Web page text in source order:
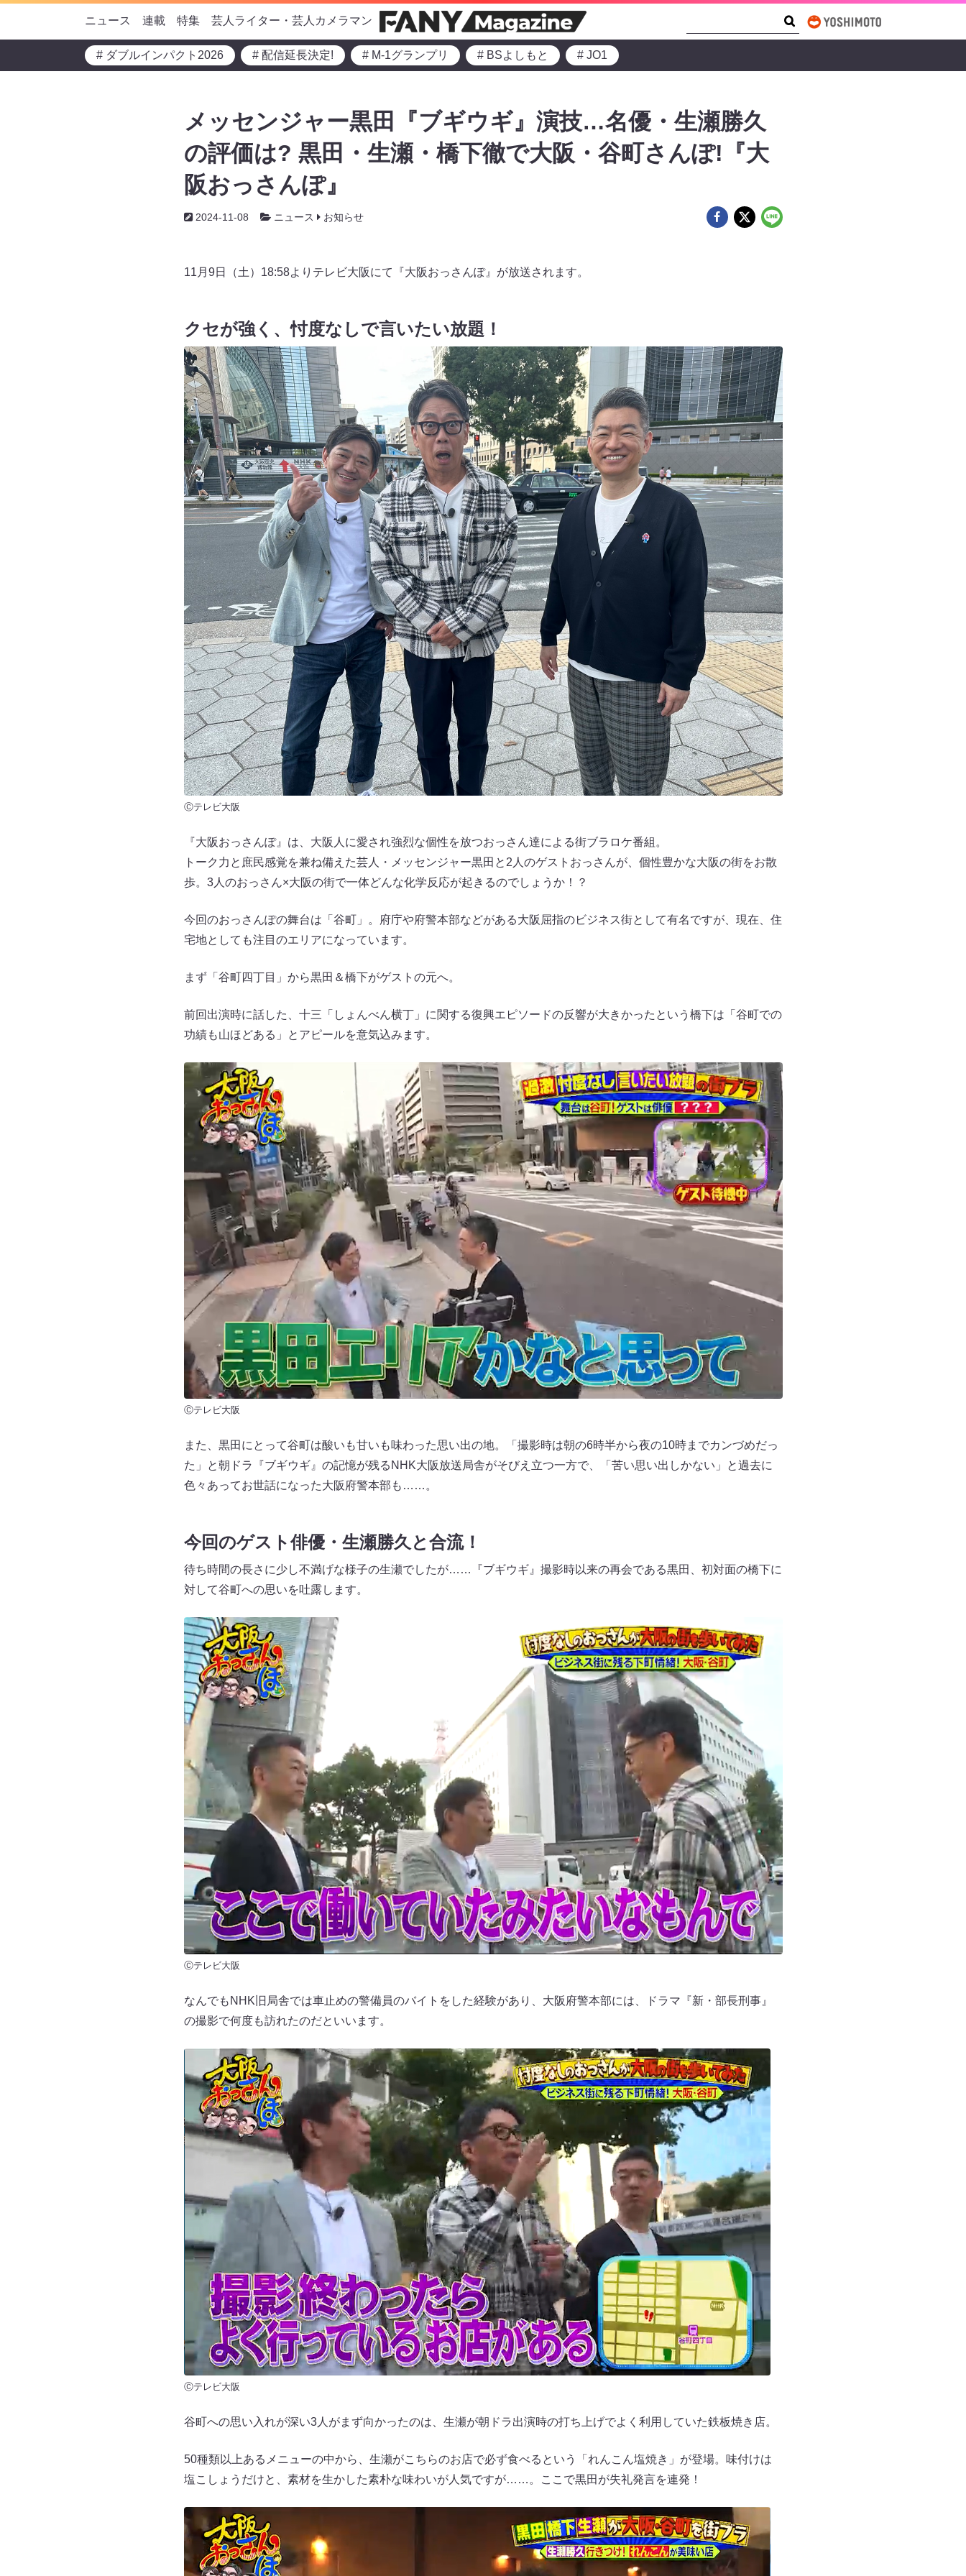
ニュース 連載 特集 芸人ライター・芸人カメラマン
# ダブルインパクト2026 # 配信延長決定! # M-1グランプリ # BSよしもと # JO1
メッセンジャー黒田『ブギウギ』演技…名優・生瀬勝久
の評価は? 黒田・生瀬・橋下徹で大阪・谷町さんぽ!『大
阪おっさんぽ』
2024-11-08 ニュース お知らせ
11月9日（土）18:58よりテレビ大阪にて『大阪おっさんぽ』が放送されます。
クセが強く、忖度なしで言いたい放題！
Ⓒテレビ大阪
『大阪おっさんぽ』は、大阪人に愛され強烈な個性を放つおっさん達による街ブラロケ番組。
トーク力と庶民感覚を兼ね備えた芸人・メッセンジャー黒田と2人のゲストおっさんが、個性豊かな大阪の街をお散
歩。3人のおっさん×大阪の街で一体どんな化学反応が起きるのでしょうか！？
今回のおっさんぽの舞台は「谷町」。府庁や府警本部などがある大阪屈指のビジネス街として有名ですが、現在、住
宅地としても注目のエリアになっています。
まず「谷町四丁目」から黒田＆橋下がゲストの元へ。
前回出演時に話した、十三「しょんべん横丁」に関する復興エピソードの反響が大きかったという橋下は「谷町での
功績も山ほどある」とアピールを意気込みます。
Ⓒテレビ大阪
また、黒田にとって谷町は酸いも甘いも味わった思い出の地。「撮影時は朝の6時半から夜の10時までカンづめだっ
た」と朝ドラ『ブギウギ』の記憶が残るNHK大阪放送局舎がそびえ立つ一方で、「苦い思い出しかない」と過去に
色々あってお世話になった大阪府警本部も……。
今回のゲスト俳優・生瀬勝久と合流！
待ち時間の長さに少し不満げな様子の生瀬でしたが……『ブギウギ』撮影時以来の再会である黒田、初対面の橋下に
対して谷町への思いを吐露します。
Ⓒテレビ大阪
なんでもNHK旧局舎では車止めの警備員のバイトをした経験があり、大阪府警本部には、ドラマ『新・部長刑事』
の撮影で何度も訪れたのだといいます。
Ⓒテレビ大阪
谷町への思い入れが深い3人がまず向かったのは、生瀬が朝ドラ出演時の打ち上げでよく利用していた鉄板焼き店。
50種類以上あるメニューの中から、生瀬がこちらのお店で必ず食べるという「れんこん塩焼き」が登場。味付けは
塩こしょうだけと、素材を生かした素朴な味わいが人気ですが……。ここで黒田が失礼発言を連発！